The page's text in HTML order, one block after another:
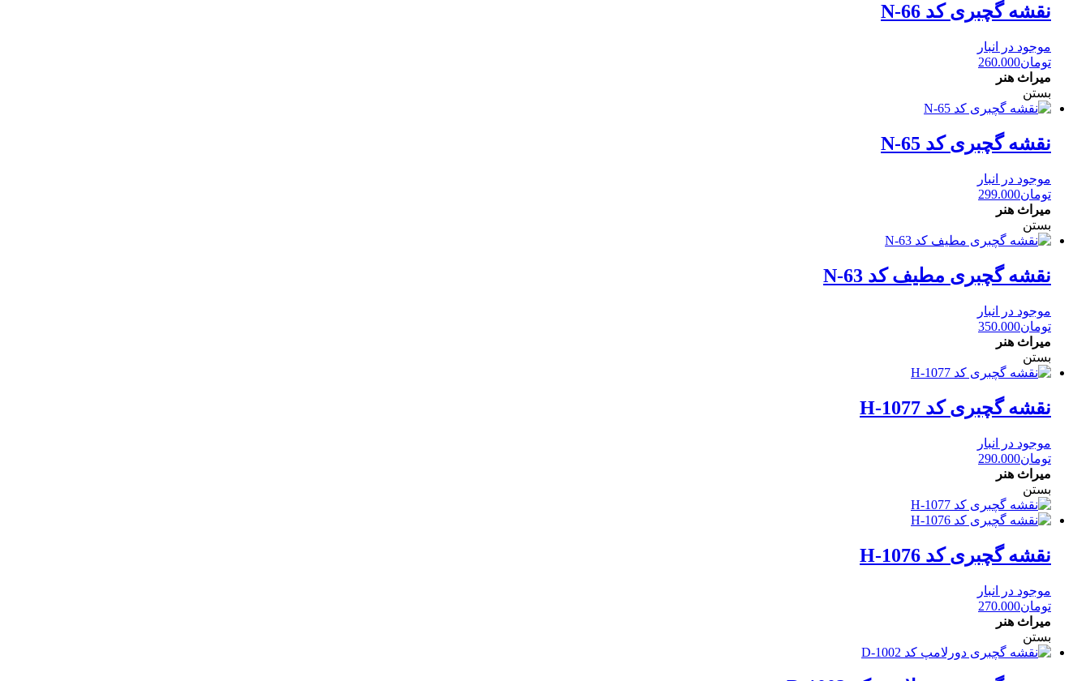
نقشه گچبری کد N-66
موجود در انبار
تومان260.000
میراث هنر
بستن
نقشه گچبری کد N-65
موجود در انبار
تومان299.000
میراث هنر
بستن
نقشه گچبری مطیف کد N-63
موجود در انبار
تومان350.000
میراث هنر
بستن
نقشه گچبری کد H-1077
موجود در انبار
تومان290.000
میراث هنر
بستن
نقشه گچبری کد H-1076
موجود در انبار
تومان270.000
میراث هنر
بستن